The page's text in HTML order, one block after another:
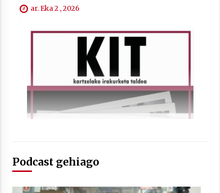
Berria egunkarian elkarrizketa
Arrosaren 20 urteez
2021/07/06
Hala Bedi irratiko Hizpidea saioan
Arrosaren 20 urteez
2021/07/03
Zebrabidearen denboraldi amaiera
ar. Eka 2 , 2026
Podcast gehiago